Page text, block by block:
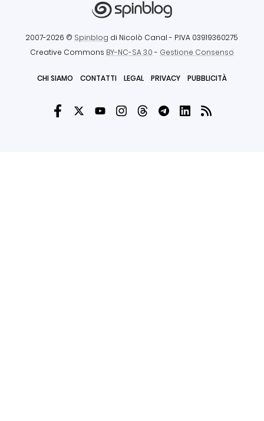
2007-2026 © Spinblog di Nicolò Canal - P.IVA 03919360275
Creative Commons BY-NC-SA 3.0- Gestione Consenso
CHI SIAMO CONTATTI LEGAL PRIVACY PUBBLICITÀ